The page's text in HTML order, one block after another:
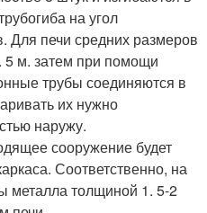
на угол
Для печи средних размеров
5 м. затем при помощи
трубы соединяются в
их нужно
наружу.
сооружение будет
Соответственно, на
металла толщиной 1. 5-2